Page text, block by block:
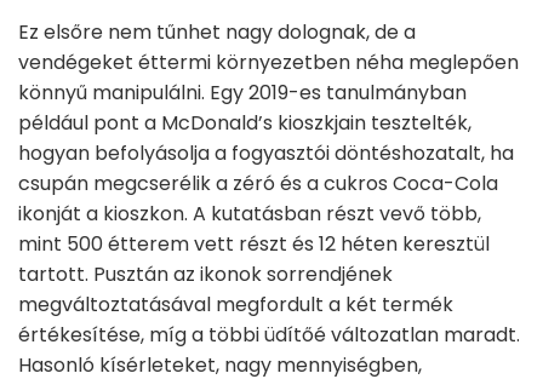
Ez elsőre nem tűnhet nagy dolognak, de a
vendégeket éttermi környezetben néha meglepően
könnyű manipulálni. Egy 2019-es tanulmányban
például pont a McDonald’s kioszkjain tesztelték,
hogyan befolyásolja a fogyasztói döntéshozatalt, ha
csupán megcserélik a zéró és a cukros Coca-Cola
ikonját a kioszkon. A kutatásban részt vevő több,
mint 500 étterem vett részt és 12 héten keresztül
tartott. Pusztán az ikonok sorrendjének
megváltoztatásával megfordult a két termék
értékesítése, míg a többi üdítőé változatlan maradt.
Hasonló kísérleteket, nagy mennyiségben,